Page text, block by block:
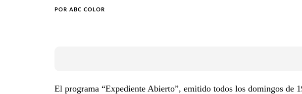
POR ABC COLOR
El programa “Expediente Abierto”, emitido todos los domingos de